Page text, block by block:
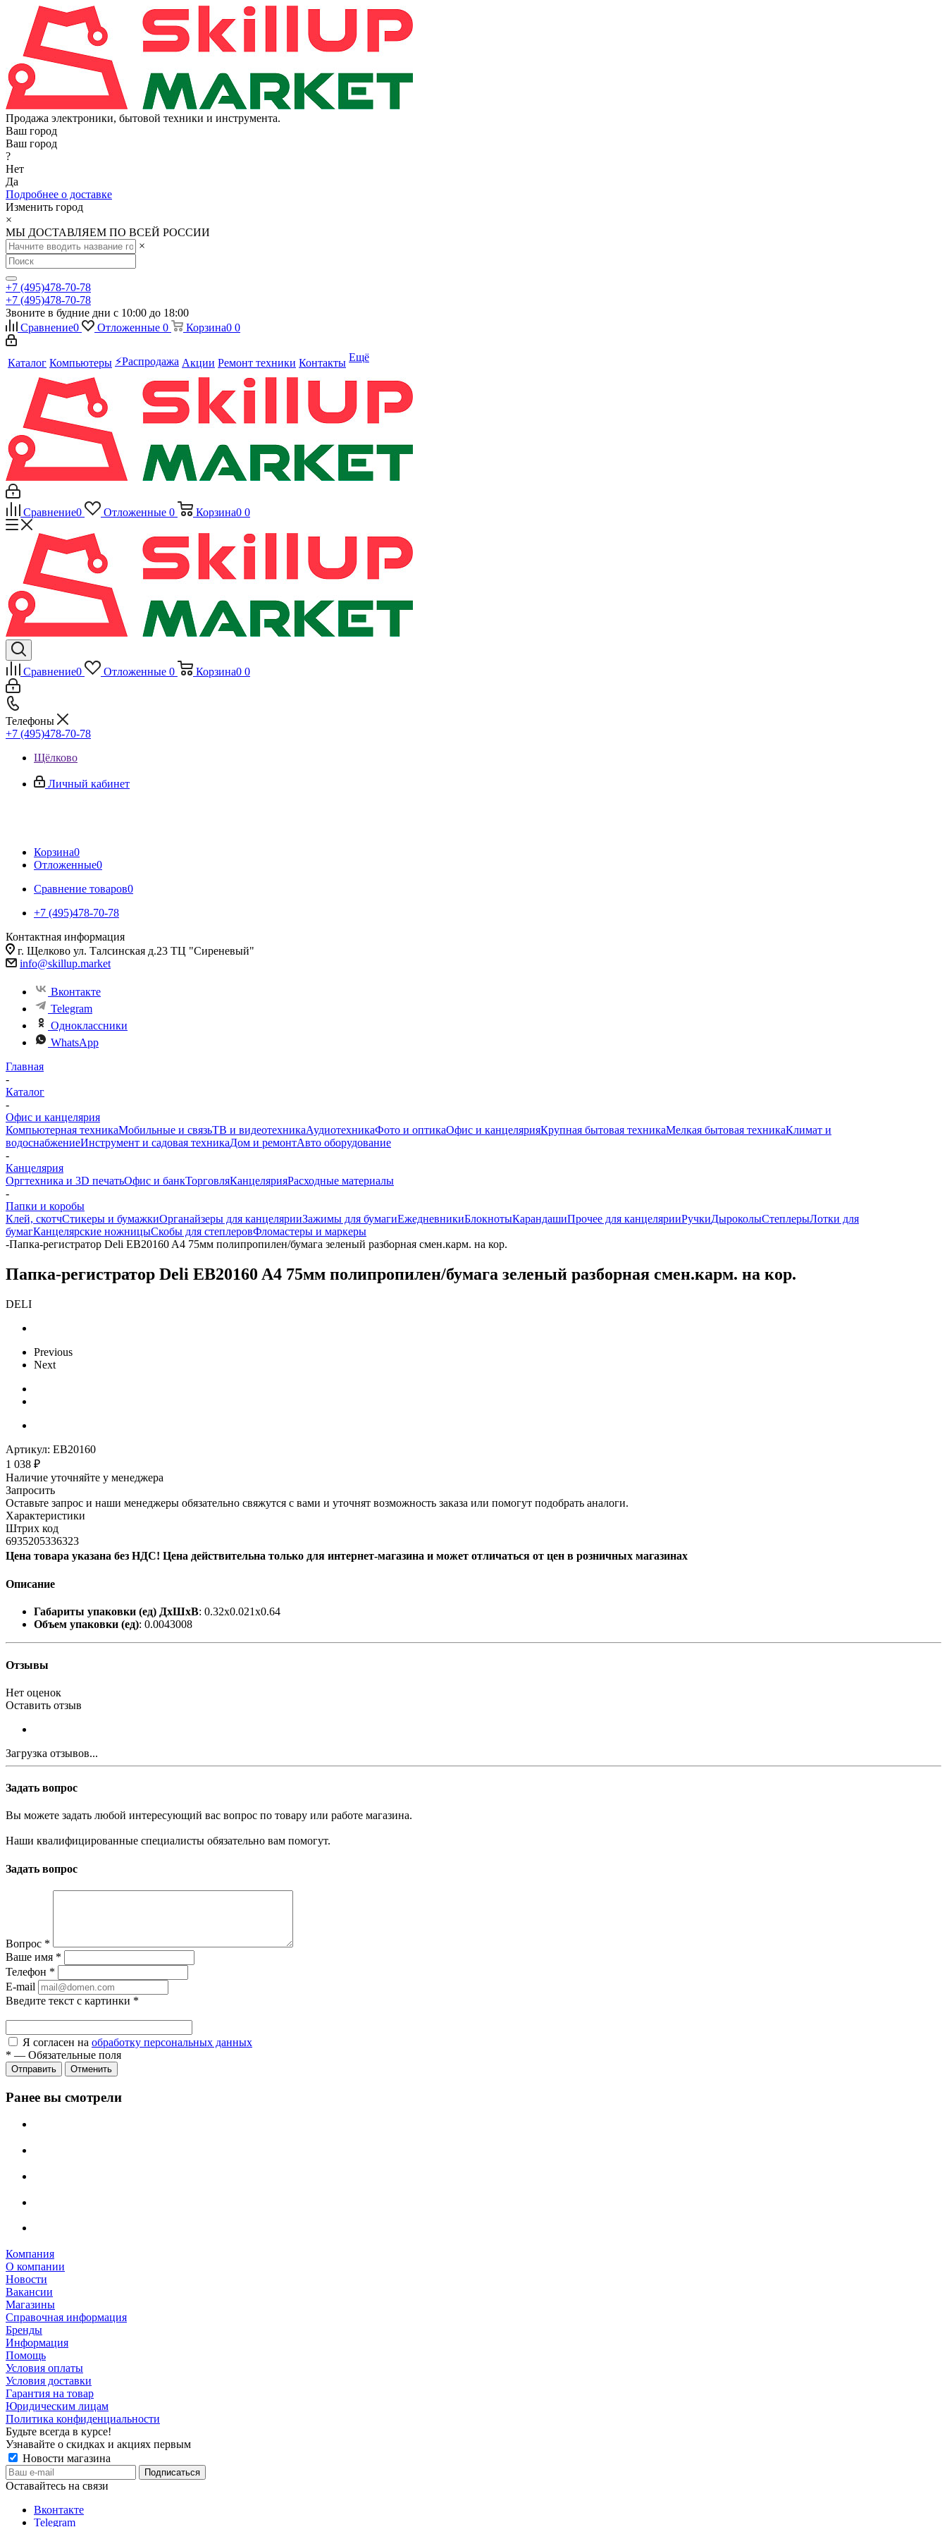
Продажа электроники, бытовой техники и инструмента.
Ваш город
Ваш город
?
Нет
Да
Подробнее о доставке
Изменить город
×
МЫ ДОСТАВЛЯЕМ ПО ВСЕЙ РОССИИ
×
+7 (495)478-70-78
+7 (495)478-70-78
Звоните в будние дни с 10:00 до 18:00
Сравнение0 Отложенные 0 Корзина0 0
Каталог Компьютеры ⚡️Распродажа Акции Ремонт техники Контакты Ещё
Сравнение0 Отложенные 0 Корзина0 0
Сравнение0 Отложенные 0 Корзина0 0
Телефоны
+7 (495)478-70-78
Щёлково
Личный кабинет
Корзина0
Отложенные0
Сравнение товаров0
+7 (495)478-70-78
Контактная информация
г. Щелково ул. Талсинская д.23 ТЦ "Сиреневый"
info@skillup.market
Вконтакте
Telegram
Одноклассники
WhatsApp
Главная
-
Каталог
-
Офис и канцелярия
Компьютерная техникаМобильные и связьТВ и видеотехникаАудиотехникаФото и оптикаОфис и канцелярияКрупная бытовая техникаМелкая бытовая техникаКлимат и
водоснабжениеИнструмент и садовая техникаДом и ремонтАвто оборудование
-
Канцелярия
Оргтехника и 3D печатьОфис и банкТорговляКанцелярияРасходные материалы
-
Папки и коробы
Клей, скотчСтикеры и бумажкиОрганайзеры для канцелярииЗажимы для бумагиЕжедневникиБлокнотыКарандашиПрочее для канцелярииРучкиДыроколыСтеплерыЛотки для
бумагКанцелярские ножницыСкобы для степлеровФломастеры и маркеры
-Папка-регистратор Deli EB20160 A4 75мм полипропилен/бумага зеленый разборная смен.карм. на кор.
Папка-регистратор Deli EB20160 A4 75мм полипропилен/бумага зеленый разборная смен.карм. на кор.
DELI
Previous
Next
Артикул: EB20160
1 038 ₽
Наличие уточняйте у менеджера
Запросить
Оставьте запрос и наши менеджеры обязательно свяжутся с вами и уточнят возможность заказа или помогут подобрать аналоги.
Характеристики
Штрих код
6935205336323
Цена товара указана без НДС! Цена действительна только для интернет-магазина и может отличаться от цен в розничных магазинах
Описание
Габариты упаковки (ед) ДхШхВ: 0.32x0.021x0.64
Объем упаковки (ед): 0.0043008
Отзывы
Нет оценок
Оставить отзыв
Загрузка отзывов...
Задать вопрос
Вы можете задать любой интересующий вас вопрос по товару или работе магазина.
Наши квалифицированные специалисты обязательно вам помогут.
Задать вопрос
Вопрос *
Ваше имя *
Телефон *
E-mail
Введите текст с картинки *
Я согласен на обработку персональных данных
* — Обязательные поля
Отправить Отменить
Ранее вы смотрели
Компания
О компании
Новости
Вакансии
Магазины
Справочная информация
Бренды
Информация
Помощь
Условия оплаты
Условия доставки
Гарантия на товар
Юридическим лицам
Политика конфиденциальности
Будьте всегда в курсе!
Узнавайте о скидках и акциях первым
Новости магазина
Оставайтесь на связи
Вконтакте
Telegram